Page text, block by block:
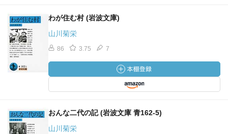
わが住む村 (岩波文庫)
山川菊栄
86 3.75 7
おんな二代の記 (岩波文庫 青162-5)
山川菊栄